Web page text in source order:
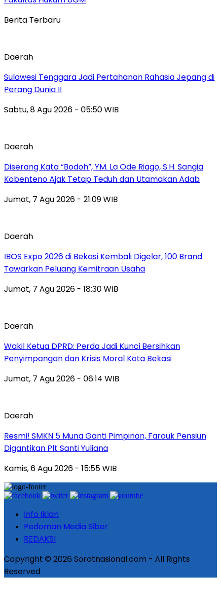
Berita Terbaru
Daerah
Sulawesi Tenggara Jadi Pertahanan Rahasia Jepang di
Perang Dunia II
Sabtu, 8 Agu 2026 - 05:50 WIB
Daerah
Diserang Kata “Bodoh”, YM. La Ode Riago, S.H. Sangia
Kobenteno Ajak Tetap Teduh dan Utamakan Adab
Jumat, 7 Agu 2026 - 21:09 WIB
Daerah
IBOS Expo 2026 di Bekasi Kembali Digelar, 100 Brand
Tawarkan Peluang Kemitraan Usaha
Jumat, 7 Agu 2026 - 18:30 WIB
Daerah
Wakil Ketua DPRD: Perda Jadi Kunci Bersihkan
Penyimpangan dan Krisis Moral Kota Bekasi
Jumat, 7 Agu 2026 - 06:14 WIB
Daerah
Resmi! SMKN 5 Muna Ganti Pimpinan, Farouk Pensiun
Digantikan Plt Santi Yuliana
Kamis, 6 Agu 2026 - 15:55 WIB
Info Iklan
Pedoman Media Siber
REDAKSI
Copyright © 2026 Sorotnasional.com - All Rights
Reserved